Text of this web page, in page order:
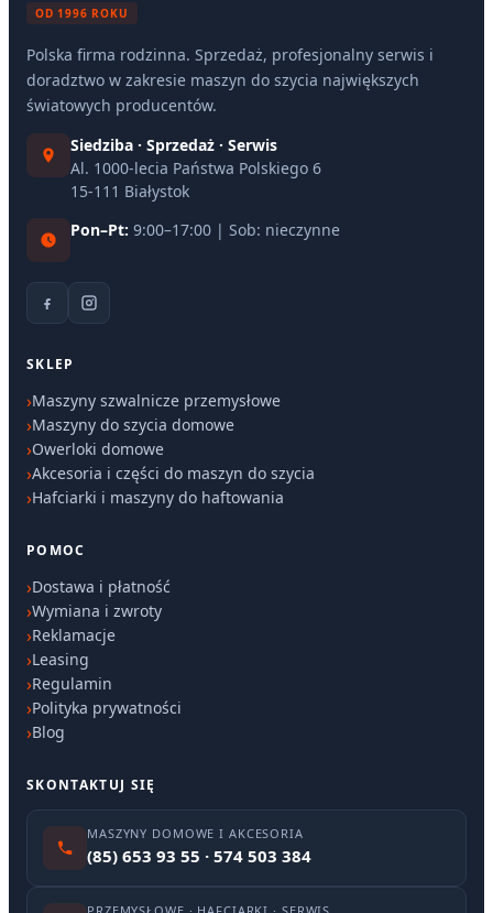
OD 1996 ROKU
Polska firma rodzinna. Sprzedaż, profesjonalny serwis i
doradztwo w zakresie maszyn do szycia największych
światowych producentów.
Siedziba · Sprzedaż · Serwis
Al. 1000-lecia Państwa Polskiego 6
15-111 Białystok
Pon–Pt: 9:00–17:00 | Sob: nieczynne
SKLEP
Maszyny szwalnicze przemysłowe
Maszyny do szycia domowe
Owerloki domowe
Akcesoria i części do maszyn do szycia
Hafciarki i maszyny do haftowania
POMOC
Dostawa i płatność
Wymiana i zwroty
Reklamacje
Leasing
Regulamin
Polityka prywatności
Blog
SKONTAKTUJ SIĘ
MASZYNY DOMOWE I AKCESORIA
(85) 653 93 55 · 574 503 384